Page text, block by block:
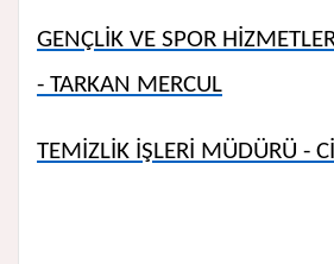
GENÇLİK VE SPOR
- TARKAN MERCUL
TEMİZLİK İŞLERİ MÜDÜRÜ -